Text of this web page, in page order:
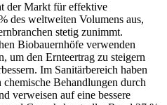
der Markt für effektive
des weltweiten Volumens aus,
stetig zunimmt.
Biobauernhöfe verwenden
um den Ernteertrag zu steigern
Im Sanitärbereich haben
Behandlungen durch
verweisen auf eine bessere